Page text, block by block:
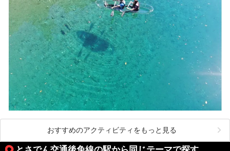
おすすめのアクティビティをもっと見る